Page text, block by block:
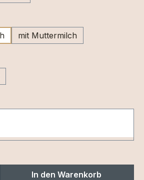
mit Muttermilch
Gib den
In den Warenkorb